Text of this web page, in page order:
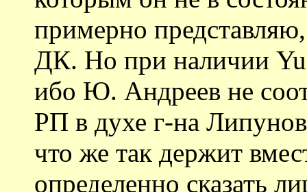
примерно
ДК. Но при наличии
ибо Ю. Андреев не
РП в духе г-на
что же так держит
определенно сказать